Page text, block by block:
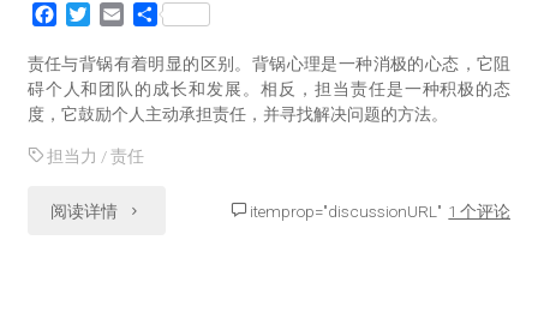
c
e
b
o
i
t
t
r
a
i
l
分
责任与背锅有着明显的区别。背锅心理是一种消极的心态，它阻
碍个人和团队的成长和发展。相反，担当责任是一种积极的态
度，它鼓励个人主动承担责任，并寻找解决问题的方法。
担当力 /责任
阅读详情 "责 itemprop="discussionURL" 1 个评论